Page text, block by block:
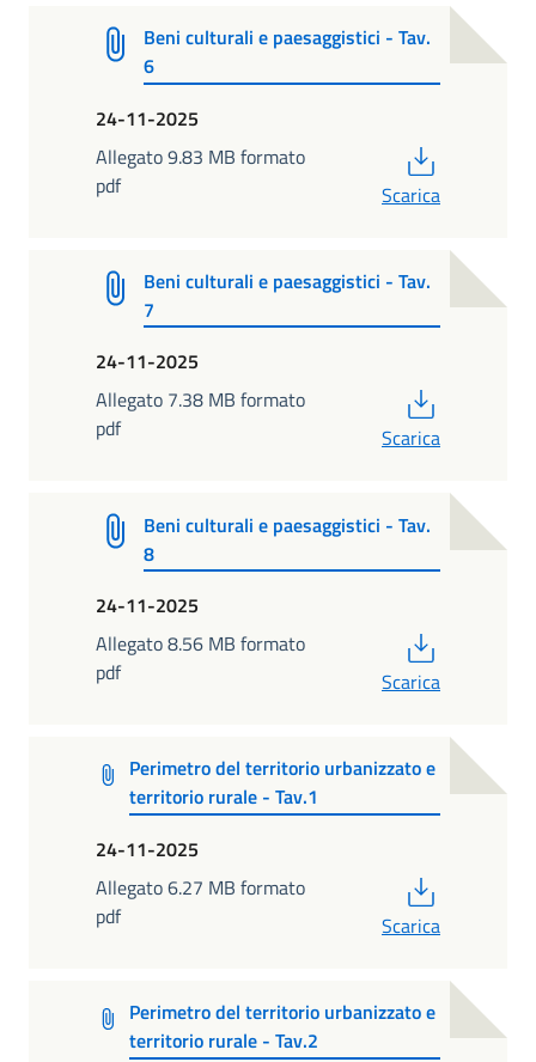
Beni culturali e paesaggistici - Tav.
6
24-11-2025
Allegato 9.83 MB formato
pdf
Scarica
Beni culturali e paesaggistici - Tav.
7
24-11-2025
Allegato 7.38 MB formato
pdf
Scarica
Beni culturali e paesaggistici - Tav.
8
24-11-2025
Allegato 8.56 MB formato
pdf
Scarica
Perimetro del territorio urbanizzato e
territorio rurale - Tav.1
24-11-2025
Allegato 6.27 MB formato
pdf
Scarica
Perimetro del territorio urbanizzato e
territorio rurale - Tav.2